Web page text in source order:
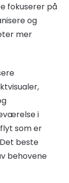
fokuserer på
og
mer
i
som er
beste
behovene